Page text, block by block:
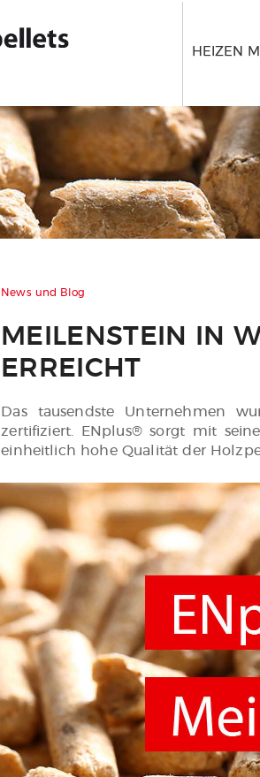
HEIZEN
News und Blog
MEILENSTEIN IN
ERREICHT
Das tausendste Unternehmen
zertifiziert. ENplus® sorgt mit
einheitlich hohe Qualität der